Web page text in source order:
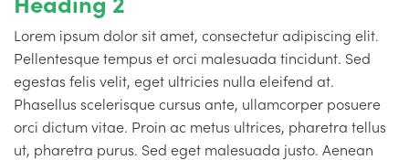
Lorem ipsum dolor sit amet, consectetur adipiscing elit.
Pellentesque tempus et orci malesuada tincidunt. Sed
egestas felis velit, eget ultricies nulla eleifend at.
Phasellus scelerisque cursus ante, ullamcorper posuere
orci dictum vitae. Proin ac metus ultrices, pharetra tellus
ut, pharetra purus. Sed eget malesuada justo. Aenean